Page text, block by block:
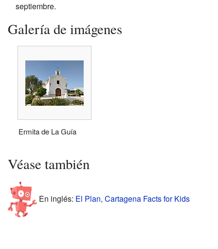
septiembre.
Galería de imágenes
Ermita de La Guía
Véase también
En inglés: El Plan, Cartagena Facts for Kids